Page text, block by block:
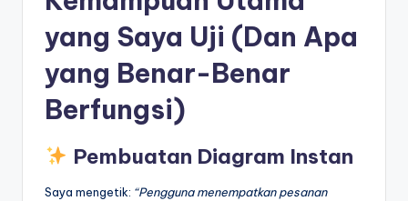
yang Saya Uji (Dan Apa
yang Benar-Benar
Berfungsi)
Pembuatan Diagram Instan
Saya mengetik: “Pengguna menempatkan pesanan